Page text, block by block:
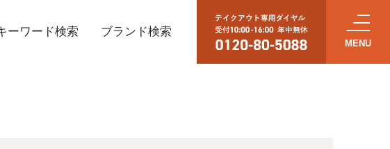
ーワード検索 ブランド検索